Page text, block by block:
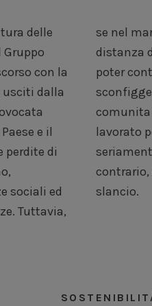
delle
con la
usciti dalla
e il
perdite di
sociali ed
Tuttavia,
a
di
sino a
della
hanno
Paese
e, al
slancio.